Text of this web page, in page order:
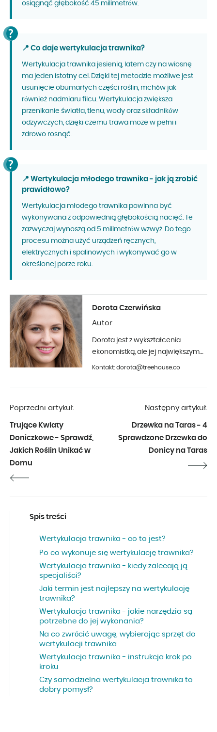
osiągnąć głębokość 45 milimetrów.
📍 Co daje wertykulacja trawnika?
Wertykulacja trawnika jesienią, latem czy na wiosnę
ma jeden istotny cel. Dzięki tej metodzie możliwe jest
usunięcie obumarłych części roślin, mchów jak
również nadmiaru filcu. Wertykulacja zwiększa
przenikanie światła, tlenu, wody oraz składników
odżywczych, dzięki czemu trawa może w pełni i
zdrowo rosnąć.
📍 Wertykulacja młodego trawnika - jak ją zrobić
prawidłowo?
Wertykulacja młodego trawnika powinna być
wykonywana z odpowiednią głębokością nacięć. Te
zazwyczaj wynoszą od 5 milimetrów wzwyż. Do tego
procesu można użyć urządzeń ręcznych,
elektrycznych i spalinowych i wykonywać go w
określonej porze roku.
Dorota Czerwińska
Autor
Dorota jest z wykształcenia
ekonomistką, ale jej największym
hobby jest fotografia i aranżacja
od początku 2019 roku.
Kontakt: dorota@treehouse.co
Poprzedni artykuł:
Trujące Kwiaty
Doniczkowe - Sprawdź,
Jakich Roślin Unikać w
Domu
Następny artykuł:
Drzewka na Taras - 4
Sprawdzone Drzewka do
Donicy na Taras
Spis treści
Wertykulacja trawnika - co to jest?
Po co wykonuje się wertykulację trawnika?
Wertykulacja trawnika - kiedy zalecają ją
specjaliści?
Jaki termin jest najlepszy na wertykulację
trawnika?
Wertykulacja trawnika - jakie narzędzia są
potrzebne do jej wykonania?
Na co zwrócić uwagę, wybierając sprzęt do
wertykulacji trawnika
Wertykulacja trawnika - instrukcja krok po
kroku
Czy samodzielna wertykulacja trawnika to
dobry pomysł?